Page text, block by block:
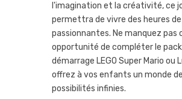
l'imagination et la créativité, ce
permettra de vivre des heures de
passionnantes. Ne manquez pas
opportunité de compléter le
démarrage LEGO Super Mario ou
offrez à vos enfants un monde de
possibilités infinies.